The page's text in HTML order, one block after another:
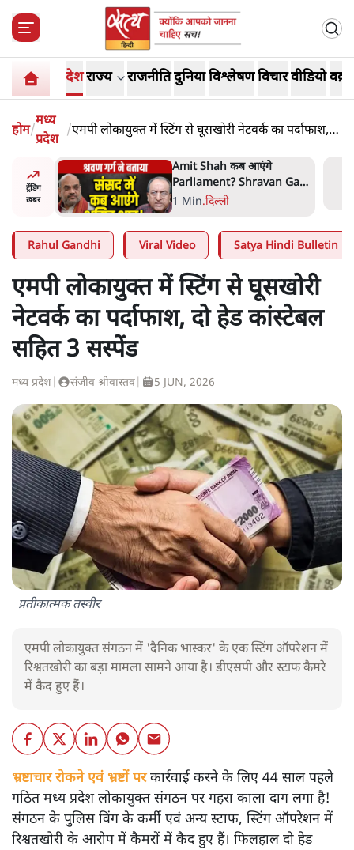
देशराज्य राजनीतिदुनियाविश्लेषणविचारवीडियो
होम/
मध्य
प्रदेश
/एमपी लोकायुक्त में स्टिंग से घूसखोरी नेटवर्क का पर्दाफाश,
ट्रेंडिंग
ख़बर
के मुख्य
का
Amit Shah कब आएंगे
Parliament? Shravan Garg
का बड़ा दावा
1 Min.दिल्ली
Rahul Gandhi Viral Video Satya Hindi Bulletin
एमपी लोकायुक्त में स्टिंग से घूसखोरी
नेटवर्क का पर्दाफाश, दो हेड कांस्टेबल
सहित 3 सस्पेंड
मध्य प्रदेश संजीव श्रीवास्तव 5 JUN, 2026
प्रतीकात्मक तस्वीर
एमपी लोकायुक्त संगठन में 'दैनिक भास्कर' के एक स्टिंग ऑपरेशन में
रिश्वतखोरी का बड़ा मामला सामने आया है। डीएसपी और स्टाफ कैमरे
में कैद हुए हैं।
भ्रष्टाचार रोकने एवं भ्रष्टों परकार्रवाई करने के लिए 44 साल पहले
गठित मध्य प्रदेश लोकायुक्त संगठन पर गहरा काला दाग लगा है!
संगठन के पुलिस विंग के कर्मी एवं अन्य स्टाफ, स्टिंग ऑपरेशन में
रिश्वतखोरी के आरोप में कैमरों में कैद हुए हैं। फिलहाल दो हेड